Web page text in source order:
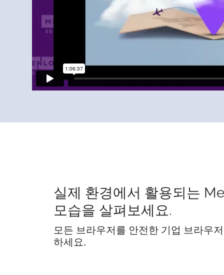
실제 환경에서 활용되는
모습을 살펴보세요.
모든 브라우저를 안전한 기업 브라우
하세요.